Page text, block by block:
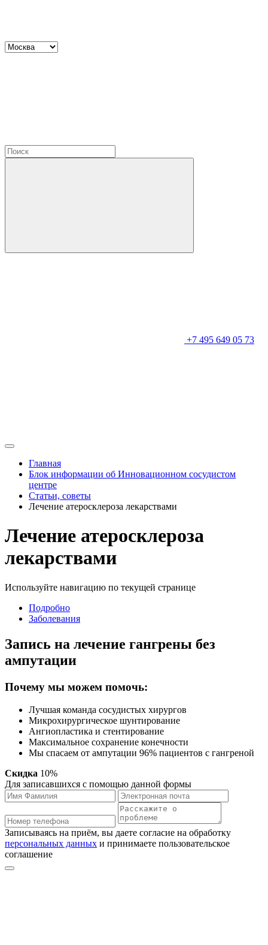
+7 495 649 05 73
Главная
Блок информации об Инновационном сосудистом
центре
Статьи, советы
Лечение атеросклероза лекарствами
Лечение атеросклероза
лекарствами
Используйте навигацию по текущей странице
Подробно
Заболевания
Запись на лечение гангрены без
ампутации
Почему мы можем помочь:
Лучшая команда сосудистых хирургов
Микрохирургическое шунтирование
Ангиопластика и стентирование
Максимальное сохранение конечности
Мы спасаем от ампутации 96% пациентов с гангреной
Скидка 10%
Для записавшихся с помощью данной формы
Записываясь на приём, вы даете согласие на обработку
персональных данных и принимаете пользовательское
соглашение